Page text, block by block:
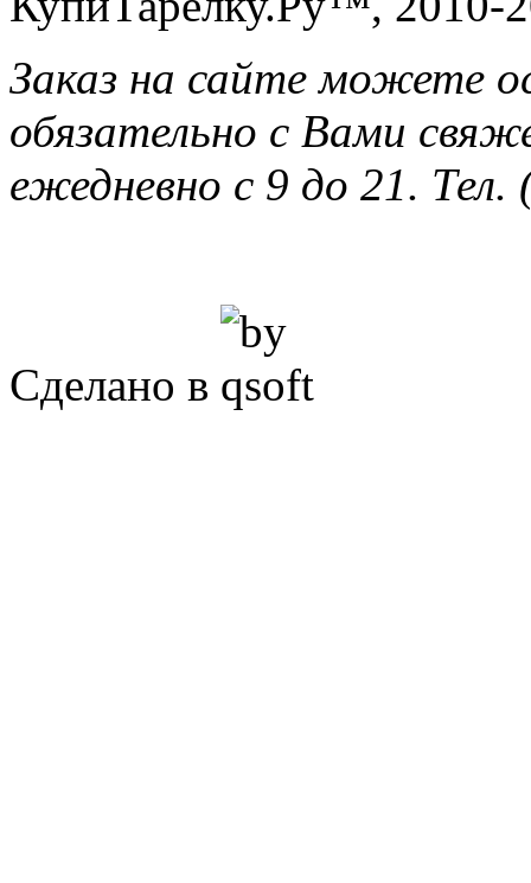
Заказ на сайте можете
обязательно с Вами
ежедневно с 9 до 21.
Сделано в